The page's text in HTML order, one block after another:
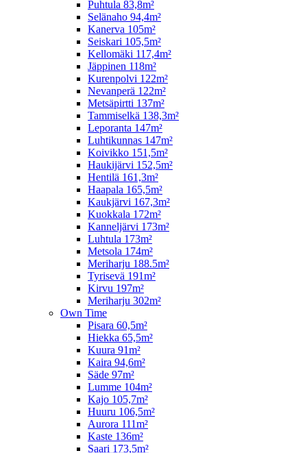
Puhtula 83,8m²
Selänaho 94,4m²
Kanerva 105m²
Seiskari 105,5m²
Kellomäki 117,4m²
Jäppinen 118m²
Kurenpolvi 122m²
Nevanperä 122m²
Metsäpirtti 137m²
Tammiselkä 138,3m²
Leporanta 147m²
Luhtikunnas 147m²
Koivikko 151,5m²
Haukijärvi 152,5m²
Hentilä 161,3m²
Haapala 165,5m²
Kaukjärvi 167,3m²
Kuokkala 172m²
Kanneljärvi 173m²
Luhtula 173m²
Metsola 174m²
Meriharju 188.5m²
Tyrisevä 191m²
Kirvu 197m²
Meriharju 302m²
Own Time
Pisara 60,5m²
Hiekka 65,5m²
Kuura 91m²
Kaira 94,6m²
Säde 97m²
Lumme 104m²
Kajo 105,7m²
Huuru 106,5m²
Aurora 111m²
Kaste 136m²
Saari 173,5m²